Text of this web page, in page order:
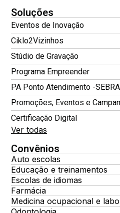
Soluções
Eventos de Inovação
Ciklo2Vizinhos
Stúdio de Gravação
Programa Empreender
PA Ponto Atendimento -
Promoções, Eventos e
Certificação Digital
Ver todas
Convênios
Auto escolas
Educação e treinamentos
Escolas de idiomas
Farmácia
Medicina ocupacional e